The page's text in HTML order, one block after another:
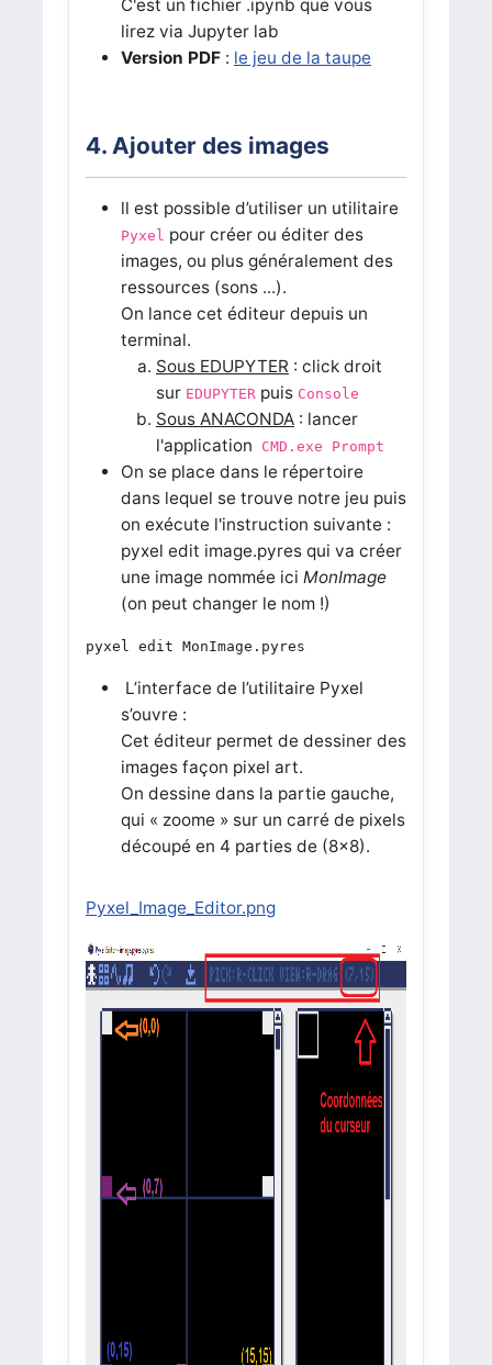
C'est un fichier .ipynb que vous
lirez via Jupyter lab
Version PDF: le jeu de la taupe
4. Ajouter des images
ll est possible d’utiliser un utilitaire
Pyxel pour créer ou éditer des
images, ou plus généralement des
ressources (sons ...).
On lance cet éditeur depuis un
terminal.
Sous EDUPYTER: click droit
sur EDUPYTERpuis Console
Sous ANACONDA: lancer
l'application
CMD.exe Prompt
On se place dans le répertoire
dans lequel se trouve notre jeu puis
on exécute l'instruction suivante :
pyxel edit image.pyres qui va créer
une image nommée ici MonImage
(on peut changer le nom !)
pyxel edit MonImage.pyres
L’interface de l’utilitaire Pyxel
s’ouvre :
Cet éditeur permet de dessiner des
images façon pixel art.
On dessine dans la partie gauche,
qui « zoome » sur un carré de pixels
découpé en 4 parties de (8x8).
Pyxel_Image_Editor.png